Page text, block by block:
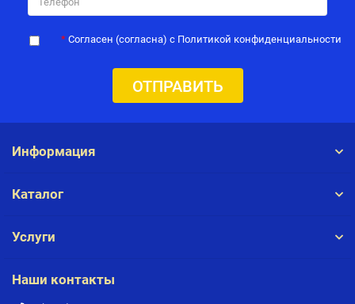
Согласен (согласна) с Политикой конфиденциальности
ОТПРАВИТЬ
Информация
Каталог
Услуги
Наши контакты